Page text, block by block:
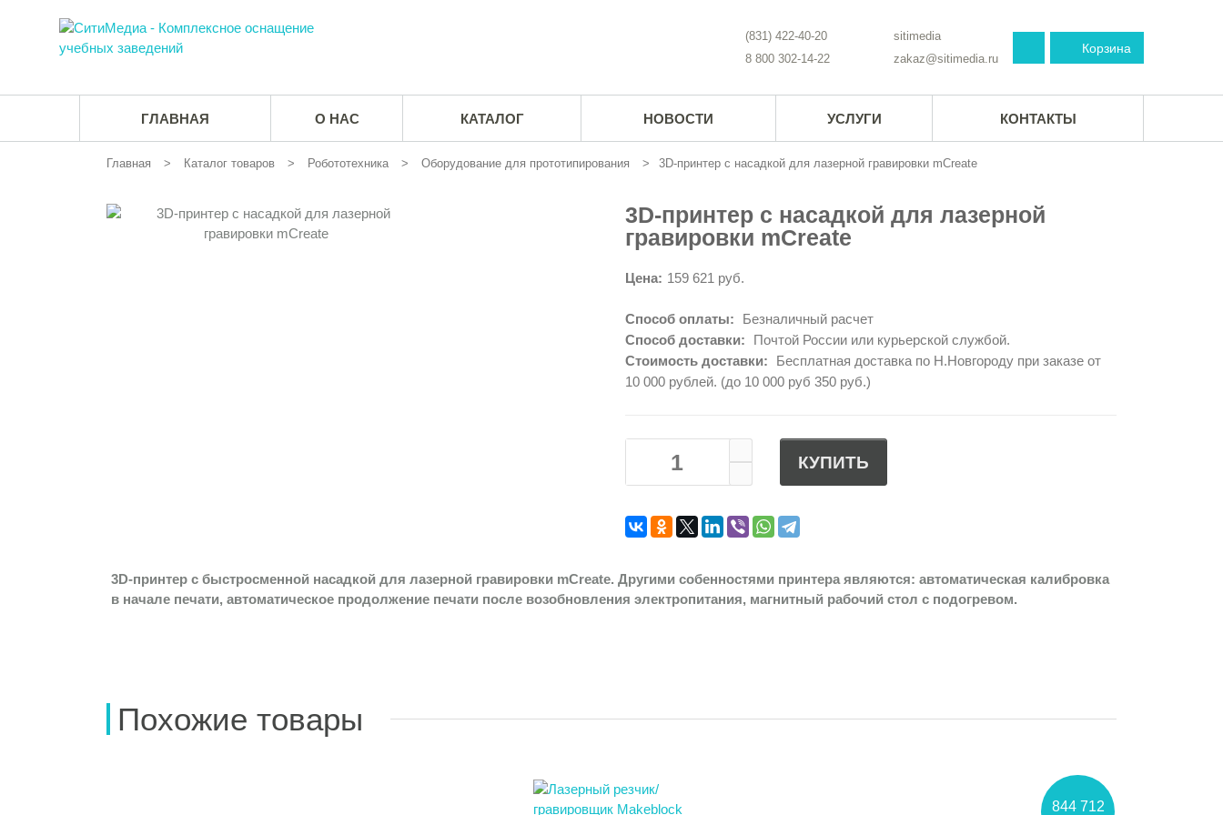
Корзина
sitimedia
zakaz@sitimedia.ru
(831) 422-40-20
8 800 302-14-22
ГЛАВНАЯ О НАС КАТАЛОГ НОВОСТИ УСЛУГИ КОНТАКТЫ
Главная Каталог товаров Робототехника Оборудование для прототипирования 3D-принтер с насадкой для лазерной гравировки mCreate
3D-принтер с насадкой для лазерной
гравировки mCreate
Цена: 159 621 руб.
Способ оплаты:
Безналичный расчет
Способ доставки:
Почтой России или курьерской службой.
Стоимость доставки:
Бесплатная доставка по Н.Новгороду при заказе от
10 000 рублей. (до 10 000 руб 350 руб.)
КУПИТЬ
3D-принтер с быстросменной насадкой для лазерной гравировки mCreate. Другими собенностями принтера являются: автоматическая калибровка
в начале печати, автоматическое продолжение печати после возобновления электропитания, магнитный рабочий стол с подогревом.
Похожие товары
844 712